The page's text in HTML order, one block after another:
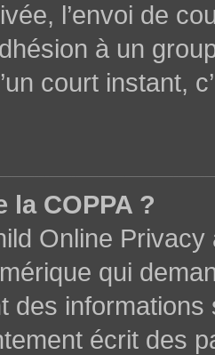
l’envoi de
à un
court instant,
la COPPA ?
Online
qui
des
écrit des